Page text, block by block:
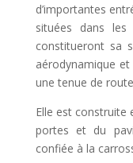
d’importantes
situées dans
constitueront sa
aérodynamique
une tenue de
Elle est construite
portes et du
confiée à la